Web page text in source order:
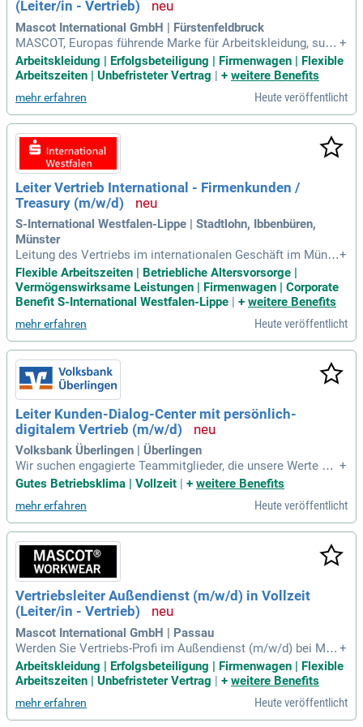
en!
(Leiter/in - Vertrieb)
Mascot International GmbH | Fürstenfeldbruck
MASCOT, Europas führende Marke für Arbeitskleidung, such
t einen Vertriebs-Profi im Außendienst (m/w/d) für das Key
Account Management. Werde Teil eines engagierten Teams
von über 60 Kollegen und profitiere von einem attraktiven V
ergütungsmodell mit hohem Fixgehalt sowie Boni. Genieße
n Sie die Vorteile eines neutralen Firmenwagens mit hochw
ertiger Ausstattung und der Möglichkeit zur Privatnutzung. F
lexible Arbeitszeiten und moderne Ausstattung ermöglichen
Ihnen mobiles Arbeiten mit Handy und Laptop. Wir bieten u
mfassende Einarbeitung, Produktschulungen und Training v
or Ort. Bewerben Sie sich, wenn Sie mindestens 3 Jahre Erf
ahrung im Projektverkauf an Großkunden mitbringen!
+
Arbeitskleidung | Erfolgsbeteiligung | Firmenwagen | Flexible
Arbeitszeiten | Unbefristeter Vertrag | + weitere Benefits
mehr erfahren Heute veröffentlicht
Leiter Vertrieb International - Firmenkunden /
Treasury (m/w/d)
S-International Westfalen-Lippe | Stadtlohn, Ibbenbüren,
Münster
Leitung des Vertriebs im internationalen Geschäft im Münst
erland mit einem Team von etwa 10 Mitarbeitenden an drei
Standorten. Zu den Hauptaufgaben gehören die Akquisition
und Betreuung internationaler Firmenkunden sowie die Entw
icklung maßgeschneiderter Lösungen im Auslandszahlungs
verkehr. Expertise in Fremdwährungsmanagement, Exportfin
anzierung und Risikomanagement ist unerlässlich. Zudem w
ird die Vertriebsstrategie aktiv mitgestaltet und Vertriebszie
le definiert. Die Führung und Motivation des Teams sowie d
as Controlling der KPIs sind entscheidend für den Erfolg. Ei
n abgeschlossenes betriebswirtschaftliches Studium und u
mfassende Erfahrung im internationalen Firmenkundenvertri
eb sind erforderlich.
+
Flexible Arbeitszeiten | Betriebliche Altersvorsorge |
Vermögenswirksame Leistungen | Firmenwagen | Corporate
Benefit S-International Westfalen-Lippe | + weitere Benefits
mehr erfahren Heute veröffentlicht
Leiter Kunden-Dialog-Center mit persönlich-
digitalem Vertrieb (m/w/d)
Volksbank Überlingen | Überlingen
Wir suchen engagierte Teammitglieder, die unsere Werte un
d Vision teilen. Werden Sie Teil unseres wachsenden Kunde
ier unterstützen wir Privat- und Firmenkunden mit einem effi
zienten und kanalübergreifenden Service. Ihre Rolle ist ents
cheidend: Sie verantworten die strategische und operative
Weiterentwicklung des KDC. Gemeinsam gestalten wir die Z
ukunft des Kundenservice in der Region. Nutzen Sie diese C
hance, um aktiv an unserer Mission mitzuwirken und die Ku
ndenzufriedenheit zu steigern!
+
Gutes Betriebsklima | Vollzeit
+ weitere Benefits
mehr erfahren Heute veröffentlicht
Vertriebsleiter Außendienst (m/w/d) in Vollzeit
(Leiter/in - Vertrieb)
Mascot International GmbH | Passau
Werden Sie Vertriebs-Profi im Außendienst (m/w/d) bei MA
SCOT, Europas führender Marke für Arbeitskleidung. Unser d
ynamisches Außendienst-Team sucht nach engagierten Mit
arbeitenden, die unser Wachstum unterstützen. Wir bieten ei
n attraktives Vergütungsmodell mit Fixgehalt, Boni und eine
m neutralen Firmenwagen zur Privatnutzung. Genießen Sie fl
+
Arbeitskleidung | Erfolgsbeteiligung | Firmenwagen | Flexible
Arbeitszeiten | Unbefristeter Vertrag | + weitere Benefits
mehr erfahren Heute veröffentlicht